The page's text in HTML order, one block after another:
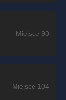
Miejsce 93
Miejsce 104